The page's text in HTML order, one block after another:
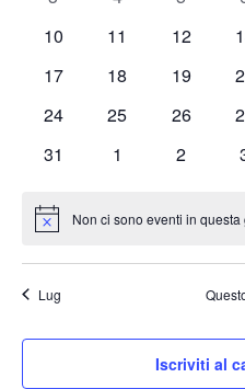
0
10
0
11
0
12
0
0
17
0
18
0
19
0
0
24
0
25
0
26
0
0
31
0
1
0
2
Notice Non ci sono eventi in questa
Lug
Iscriviti al